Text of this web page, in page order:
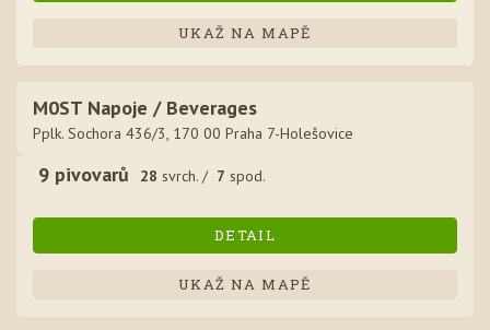
UKAŽ NA MAPĚ
M0ST Napoje / Beverages
Pplk. Sochora 436/3, 170 00 Praha 7-Holešovice
9pivovarů 28 svrch. / 7 spod.
UKAŽ NA MAPĚ
DETAIL